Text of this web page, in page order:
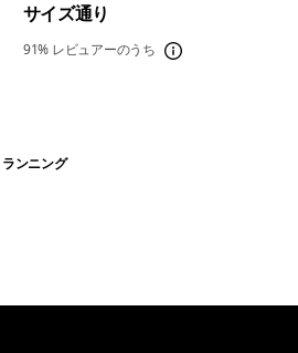
サイズ通り
91% レビュアーのうち
ンニング